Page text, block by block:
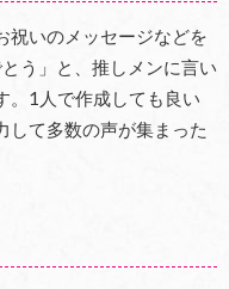
祝いのメッセージなどを
う」と、推しメンに言い
。1人で作成しても良い
して多数の声が集まった